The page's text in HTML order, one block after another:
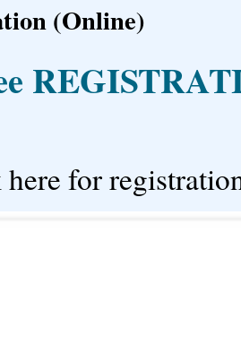
(Online)
for